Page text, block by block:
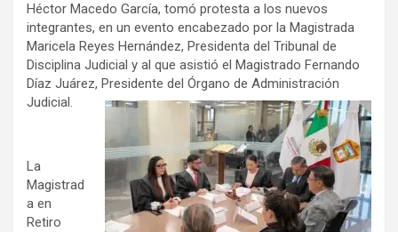
Héctor Macedo García, tomó protesta a los nuevos
integrantes, en un evento encabezado por la Magistrada
Maricela Reyes Hernández, Presidenta del Tribunal de
Disciplina Judicial y al que asistió el Magistrado Fernando
Díaz Juárez, Presidente del Órgano de Administración
Judicial.
La
Magistrad
a en
Retiro